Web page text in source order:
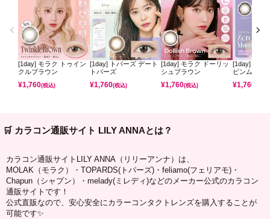
[1day] モラク トゥイン
クルブラウン
¥1,760(税込)
[1day] トパーズ デート
トパーズ
¥1,760(税込)
[1day] モラク ドーリッ
シュブラウン
¥1,760(税込)
[1day] ミレ
ピンムーン
¥1,760
🛒 カラコン通販サイト LILY ANNAとは？
カラコン通販サイトLILY ANNA（リリーアンナ）は、
MOLAK（モラク）・TOPARDS(トパーズ)・feliamo(フェリアモ)・
Chapun（シャプン）・melady(ミレディ)などのメーカー公式のカラコン
通販サイトです！
公式直販なので、安心安全にカラーコンタクトレンズを購入することが
可能です✨